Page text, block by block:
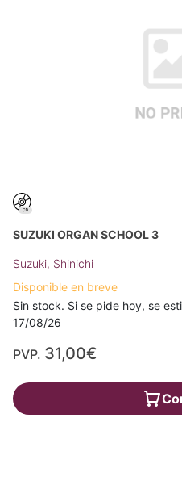
SUZUKI ORGAN SCHOOL 3
Suzuki, Shinichi
Disponible en breve
Sin stock. Si se pide hoy, se
17/08/26
PVP. 31,00€